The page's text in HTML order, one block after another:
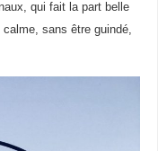
qui fait la part belle
sans être guindé,